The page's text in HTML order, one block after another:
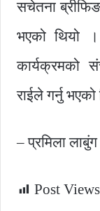
सचेतना
भएको थियो
कार्यक्रमको
राईले गर्नु भएको
– प्रमिला लाबुंग
Post